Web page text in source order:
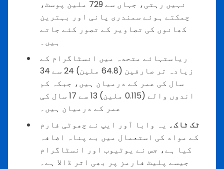
نہیں رہتی، جہاں سے 729 ملین پوسٹ،
چمکتے ہوئے سمندری پانی اور بہترین
کھانوں کی تصاویر کے تصور کئے جاتے
ہیں۔
ریاستہائے متحدہ میں انسٹاگرام کے
زیادہ تر صارفین (64.8 ملین) 24 سے 34
سال کی عمر کے درمیان ہیں، جبکہ کم
اندوں والے (0.115 ملین) 13 سے 17 سال کی
عمر کے درمیان ہیں۔
ٹک ٹاک۔ یہ وابا آور ایپ نے چھوٹی فارم
کے مواد کی استعمال میں بے پناہ اضافہ
کیا ہے، جس نے یوٹیوب اور انسٹاگرام
جیسے پلیٹ فارمز پر بھی اثر ڈالا ہے۔